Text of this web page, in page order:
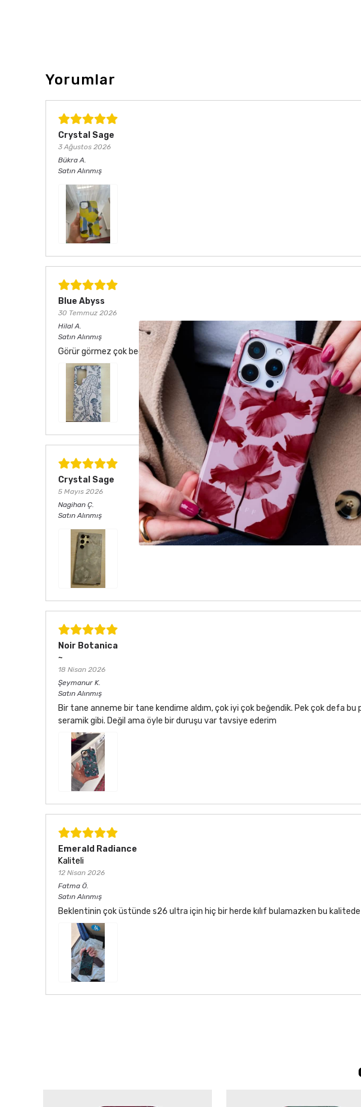
Yorumlar
Crystal Sage
3 Ağustos 2026
Bükra A.
Satın Alınmış
Blue Abyss
30 Temmuz 2026
Hilal A.
Satın Alınmış
Görür görmez çok beğendim. Hem desen olarak çok şık hem de koruma olarak
Crystal Sage
5 Mayıs 2026
Nagihan Ç.
Satın Alınmış
Noir Botanica
~
18 Nisan 2026
Şeymanur K.
Satın Alınmış
Bir tane anneme bir tane kendime aldım, çok iyi çok beğendik. Pek çok defa
seramik gibi. Değil ama öyle bir duruşu var tavsiye ederim
Emerald Radiance
Kaliteli
12 Nisan 2026
Fatma Ö.
Satın Alınmış
Beklentinin çok üstünde s26 ultra için hiç bir herde kılıf bulamazken bu